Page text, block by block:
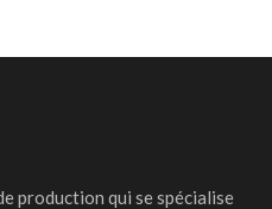
production qui se spécialise